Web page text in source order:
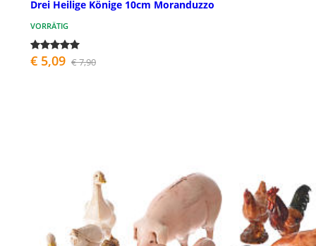
Drei Heilige Könige 10cm Moranduzzo
VORRÄTIG
€ 5,09 € 7,90